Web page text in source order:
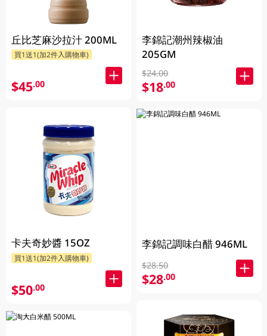
丘比芝麻沙拉汁 200ML
買1送1(加2件入購物車)
$45.00
卡夫奇妙醬 15OZ
買1送1(加2件入購物車)
$50.00
李錦記潮州辣椒油
205GM
$24.00
$18.00
李錦記調味白醋 946ML
$28.50
$28.00